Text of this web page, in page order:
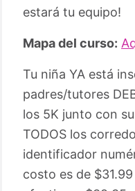
estará tu equipo!
Mapa del curso:
Tu niña YA está
padres/tutores
los 5K junto con
TODOS los
identificador
costo es de